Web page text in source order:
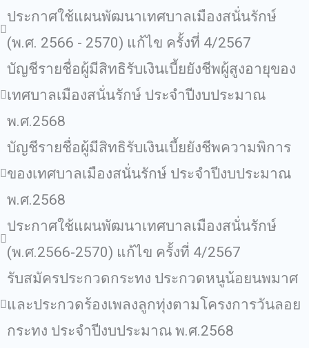
ประกาศใช้แผนพัฒนาเทศบาลเมืองสนั่นรักษ์
(พ.ศ. 2566 - 2570) แก้ไข ครั้งที่ 4/2567
บัญชีรายชื่อผู้มีสิทธิรับเงินเบี้ยยังชีพผู้สูงอายุของ
เทศบาลเมืองสนั่นรักษ์ ประจำปีงบประมาณ
พ.ศ.2568
บัญชีรายชื่อผู้มีสิทธิรับเงินเบี้ยยังชีพความพิการ
ของเทศบาลเมืองสนั่นรักษ์ ประจำปีงบประมาณ
พ.ศ.2568
ประกาศใช้แผนพัฒนาเทศบาลเมืองสนั่นรักษ์
(พ.ศ.2566-2570) แก้ไข ครั้งที่ 4/2567
รับสมัครประกวดกระทง ประกวดหนูน้อยนพมาศ
และประกวดร้องเพลงลูกทุ่งตามโครงการวันลอย
กระทง ประจำปีงบประมาณ พ.ศ.2568